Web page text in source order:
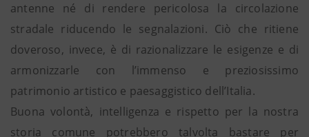
antenne né di rendere pericolosa la circolazione
stradale riducendo le segnalazioni. Ciò che ritiene
doveroso, invece, è di razionalizzare le esigenze e di
armonizzarle con l’immenso e preziosissimo
patrimonio artistico e paesaggistico dell’Italia.
Buona volontà, intelligenza e rispetto per la nostra
storia comune potrebbero talvolta bastare per